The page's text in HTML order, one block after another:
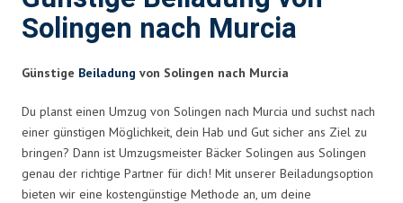
Solingen nach Murcia
Günstige Beiladung von Solingen nach Murcia
Du planst einen Umzug von Solingen nach Murcia und suchst nach
einer günstigen Möglichkeit, dein Hab und Gut sicher ans Ziel zu
bringen? Dann ist Umzugsmeister Bäcker Solingen aus Solingen
genau der richtige Partner für dich! Mit unserer Beiladungsoption
bieten wir eine kostengünstige Methode an, um deine